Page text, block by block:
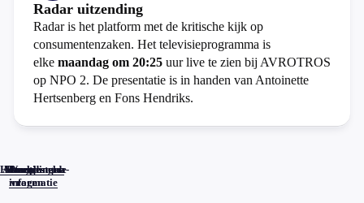
Radar uitzending
Radar is het platform met de kritische kijk op
consumentenzaken. Het televisieprogramma is
elke maandag om 20:25 uur live te zien bij AVROTROS
op NPO 2. De presentatie is in handen van Antoinette
Hertsenberg en Fons Hendriks.
Home
Actueel
Uitzendingen
Reacties
Programma-
informatie
Veelgestelde
vragen